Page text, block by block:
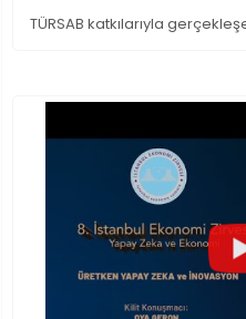
TÜRSAB katkılarıyla